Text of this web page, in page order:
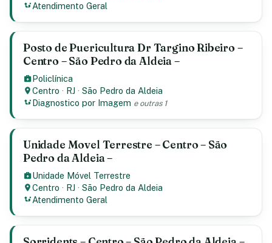
Atendimento Geral
Posto de Puericultura Dr Targino Ribeiro –
Centro – São Pedro da Aldeia –
Policlínica
Centro · RJ ·São Pedro da Aldeia
Diagnostico por Imagem e outras 1
Unidade Movel Terrestre – Centro – São
Pedro da Aldeia –
Unidade Móvel Terrestre
Centro · RJ ·São Pedro da Aldeia
Atendimento Geral